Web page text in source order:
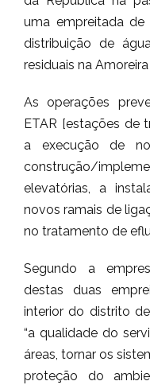
uma empreitada
distribuição de
residuais na
As operações
ETAR [estações de
a execução de
construção/
elevatórias, a
novos ramais de
no tratamento de
Segundo a
destas duas
interior do distrito
“a qualidade do
áreas, tornar os
proteção do